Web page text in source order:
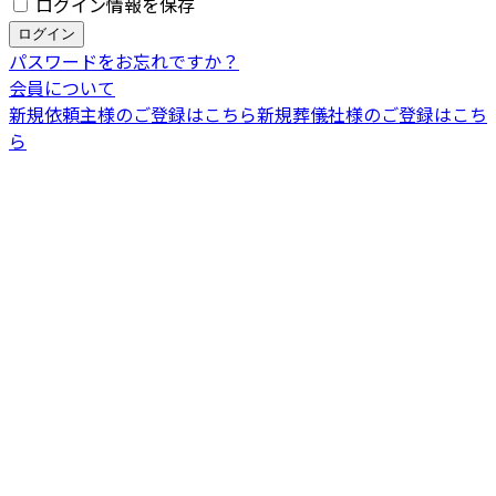
パスワードをお忘れですか？
会員について
新規依頼主様のご登録はこちら新規葬儀社様のご登録はこち
ら